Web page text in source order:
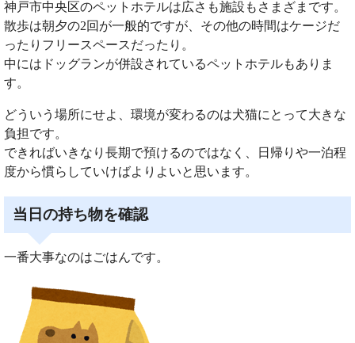
神戸市中央区のペットホテルは広さも施設もさまざまです。
散歩は朝夕の2回が一般的ですが、その他の時間はケージだ
ったりフリースペースだったり。
中にはドッグランが併設されているペットホテルもありま
す。
どういう場所にせよ、環境が変わるのは犬猫にとって大きな
負担です。
できればいきなり長期で預けるのではなく、日帰りや一泊程
度から慣らしていけばよりよいと思います。
当日の持ち物を確認
一番大事なのはごはんです。